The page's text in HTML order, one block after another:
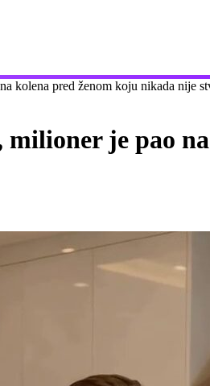
kolena pred ženom koju nikada nije
je pao